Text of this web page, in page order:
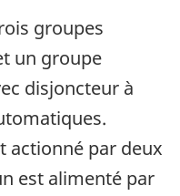
groupes
un groupe
disjoncteur à
actionné par deux
est alimenté par